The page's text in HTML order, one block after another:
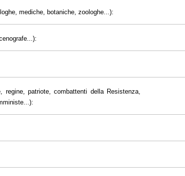
mediche, botaniche, zoologhe...):
regine, patriote, combattenti della Resistenza,